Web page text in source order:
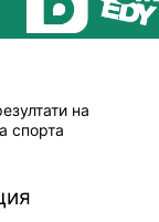
на
спорта